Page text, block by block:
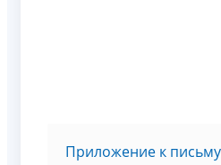
Приложение к